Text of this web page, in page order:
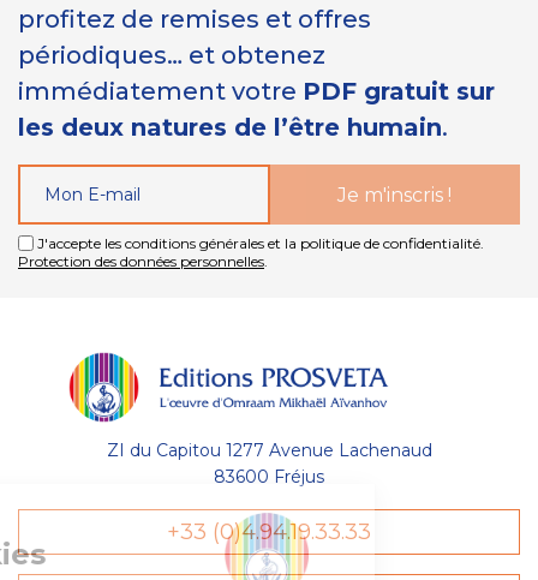
des Cookies
profitez de remises et offres
périodiques… et obtenez
immédiatement votre PDF gratuit sur
les deux natures de l’être humain.
J'accepte les conditions générales et la politique de confidentialité.
Protection des données personnelles.
ZI du Capitou 1277 Avenue Lachenaud
83600 Fréjus
+33 (0)4.94.19.33.33